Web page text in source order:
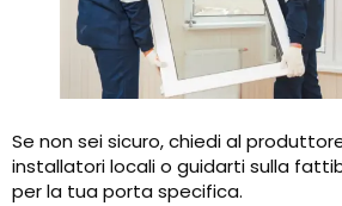
Se non sei sicuro, chiedi al
installatori locali o guidarti sulla
per la tua porta specifica.